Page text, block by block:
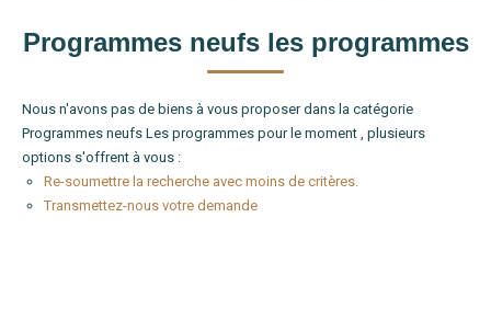
Localité
Programmes neufs les programmes
Nous n'avons pas de biens à vous proposer dans la catégorie
Programmes neufs Les programmes pour le moment , plusieurs
options s'offrent à vous :
Re-soumettre la recherche avec moins de critères.
Transmettez-nous votre demande